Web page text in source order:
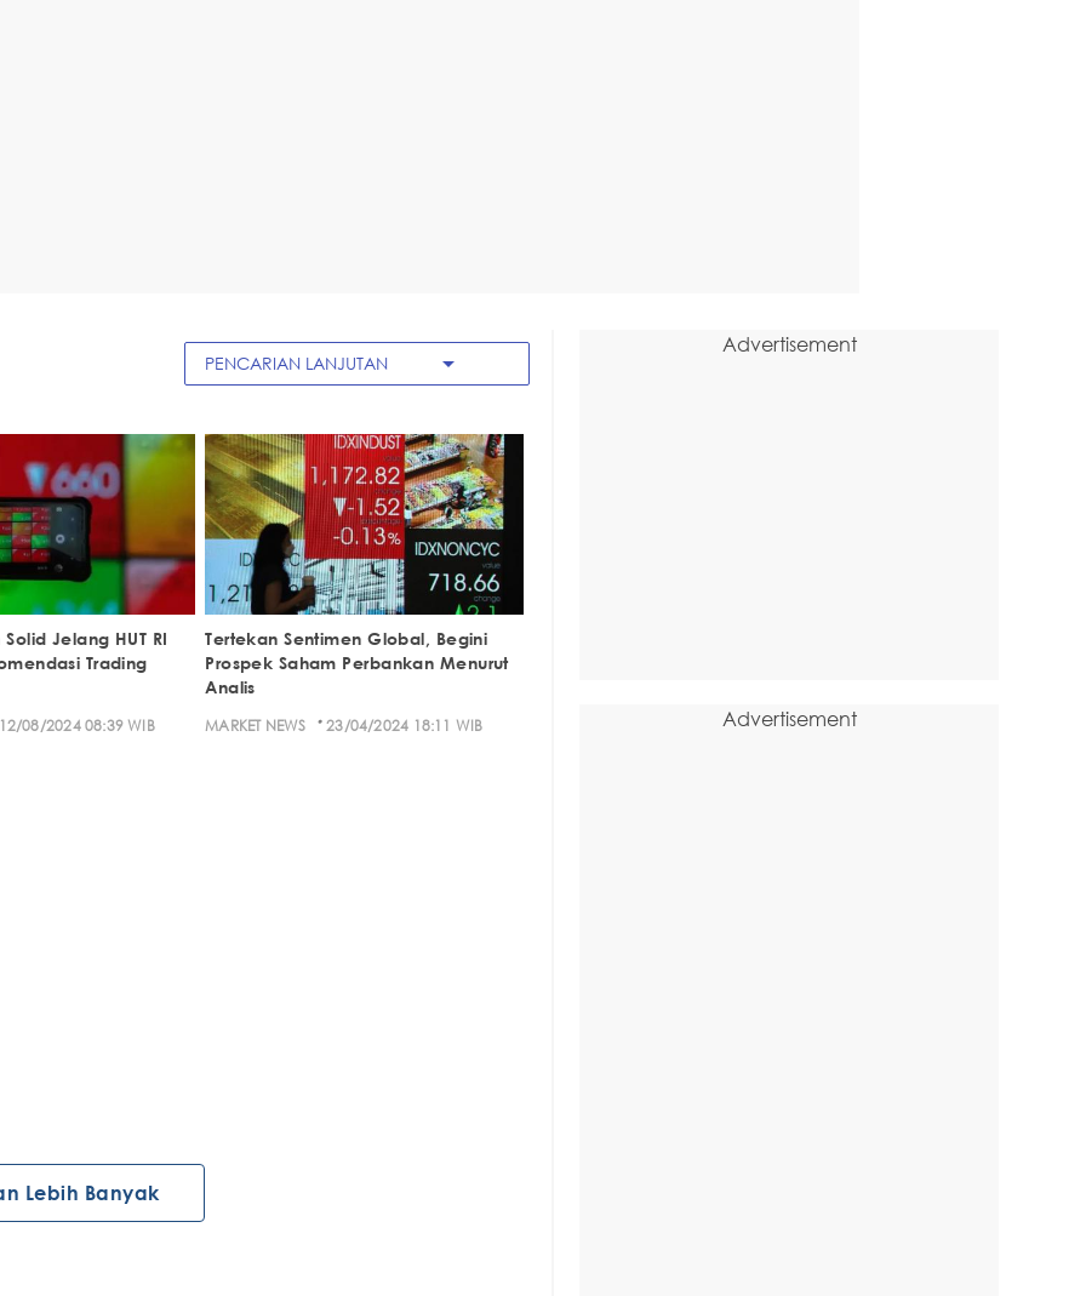
PENCARIAN LANJUTAN arrow_drop_down
Jelang HUT RI
Trading
12/08/2024 08:39 WIB
Tertekan Sentimen Global, Begini
Prospek Saham Perbankan Menurut
Analis
MARKET NEWS · 23/04/2024 18:11 WIB
Lebih Banyak
Advertisement
Advertisement